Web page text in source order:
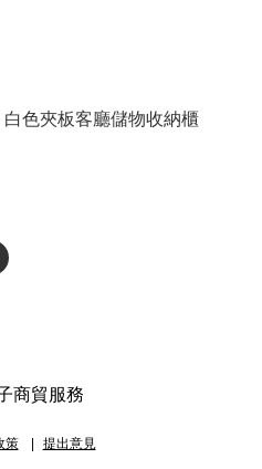
白色夾板客廳儲物收納櫃
商貿服務
策 提出意見